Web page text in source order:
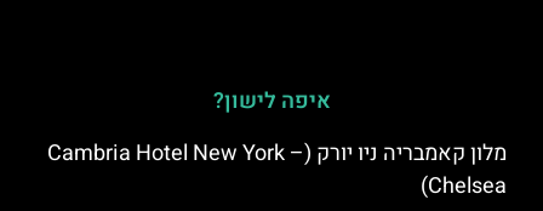
איפה לישון?
מלון קאמבריה ניו יורק (Cambria Hotel New York –
Chelsea)